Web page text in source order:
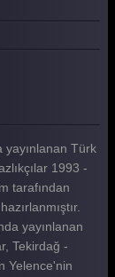
yayınlanan Türk
1993 -
tarafından
yayınlanan
Tekirdağ -
Yelence'nin